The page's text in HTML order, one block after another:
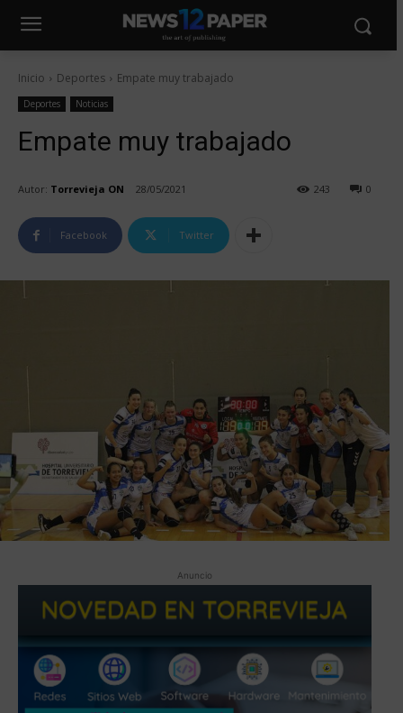
Inicio Deportes Empate muy trabajado
Deportes Noticias
Empate muy trabajado
Autor: Torrevieja ON 28/05/2021 0
243
Facebook Twitter
Anuncio